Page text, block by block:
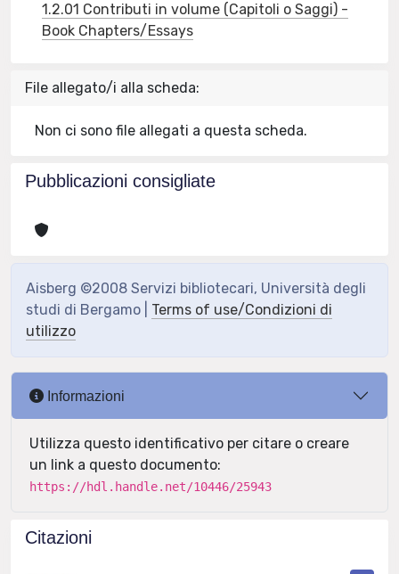
1.2.01 Contributi in volume (Capitoli o Saggi) -
Book Chapters/Essays
File allegato/i alla scheda:
Non ci sono file allegati a questa scheda.
Pubblicazioni consigliate
Aisberg ©2008 Servizi bibliotecari, Università degli
studi di Bergamo | Terms of use/Condizioni di
utilizzo
Informazioni
Utilizza questo identificativo per citare o creare
un link a questo documento:
https://hdl.handle.net/10446/25943
Citazioni